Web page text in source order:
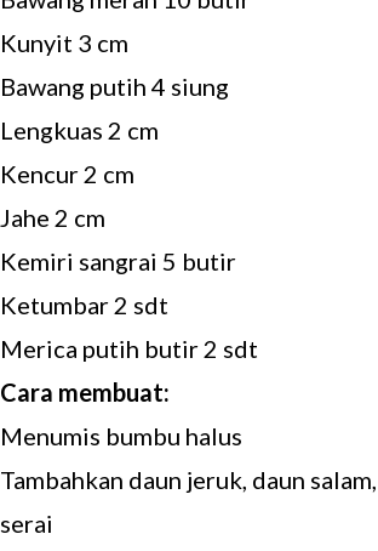
Kunyit 3 cm
Bawang putih 4 siung
Lengkuas 2 cm
Kencur 2 cm
Jahe 2 cm
Kemiri sangrai 5 butir
Ketumbar 2 sdt
Merica putih butir 2 sdt
Cara membuat:
Menumis bumbu halus
Tambahkan daun jeruk, daun
serai